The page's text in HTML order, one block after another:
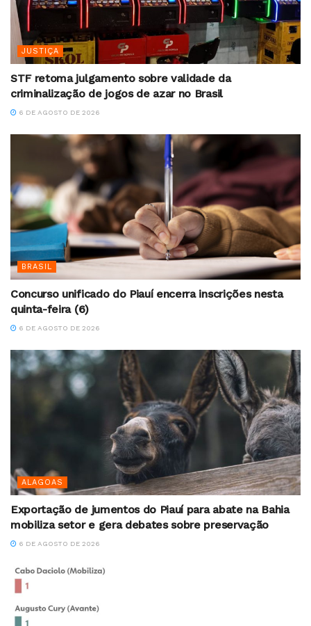
JUSTIÇA
STF retoma julgamento sobre validade da
criminalização de jogos de azar no Brasil
6 DE AGOSTO DE 2026
BRASIL
Concurso unificado do Piauí encerra inscrições nesta
quinta-feira (6)
6 DE AGOSTO DE 2026
ALAGOAS
Exportação de jumentos do Piauí para abate na Bahia
mobiliza setor e gera debates sobre preservação
6 DE AGOSTO DE 2026